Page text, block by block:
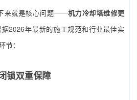
来就是核心问题——机力冷却塔维修更
2026年最新的施工规范和行业最佳实
节：
锁双重保障